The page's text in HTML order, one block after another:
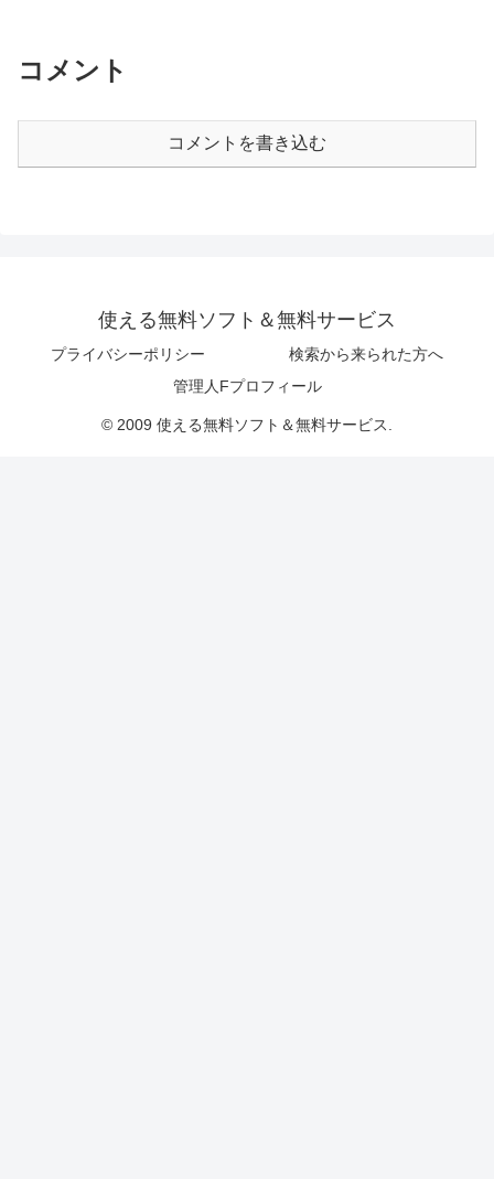
コメント
コメントを書き込む
使える無料ソフト＆無料サービス
プライバシーポリシー
検索から来られた方へ
管理人Fプロフィール
© 2009 使える無料ソフト＆無料サービス.